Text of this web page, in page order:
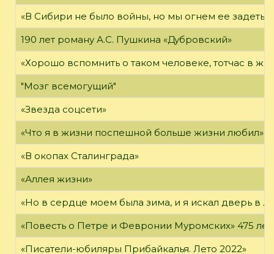
«В Сибири не было войны, но мы огнем ее задеты»
190 лет роману А.С. Пушкина «Дубровский»
«Хорошо вспомнить о таком человеке, тотчас в
"Мозг всемогущий"
«Звезда соцсети»
«Что я в жизни поспешной больше жизни любил»
«В окопах Сталинграда»
«Аллея жизни»
«Но в сердце моем была зима, и я искал дверь в
«Повесть о Петре и Февронии Муромских» 475
«Писатели-юбиляры Прибайкалья. Лето 2022»